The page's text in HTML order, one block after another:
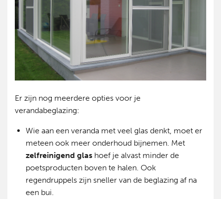
Er zijn nog meerdere opties voor je
verandabeglazing:
Wie aan een veranda met veel glas denkt, moet er
meteen ook meer onderhoud bijnemen. Met
zelfreinigend glas hoef je alvast minder de
poetsproducten boven te halen. Ook
regendruppels zijn sneller van de beglazing af na
een bui.